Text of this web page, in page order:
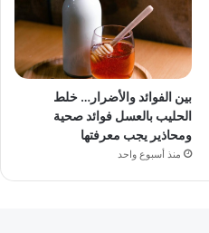
بين الفوائد والأضرار… خلط
الحليب بالعسل فوائد صحية
ومحاذير يجب معرفتها
منذ أسبوع واحد